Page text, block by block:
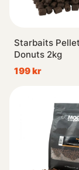
Starbaits
Donuts 2kg
199 kr